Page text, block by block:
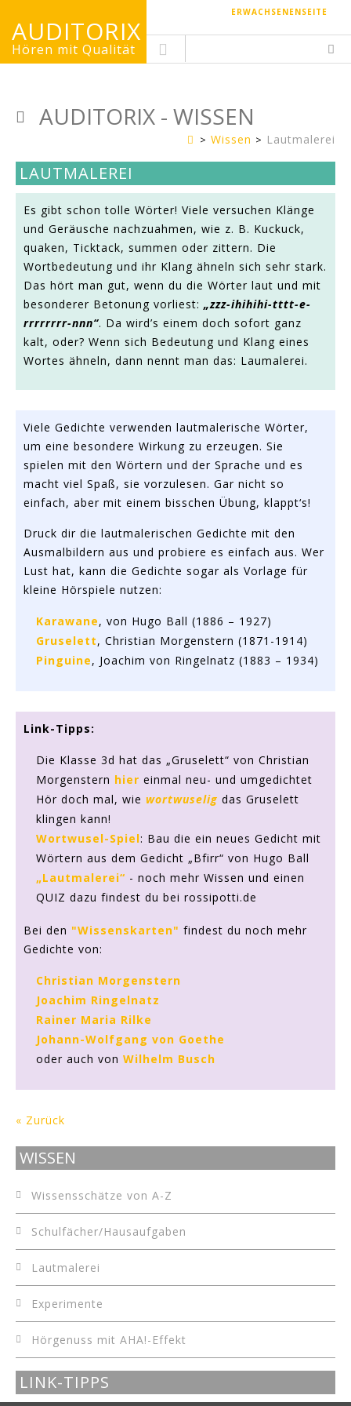
ERWACHSENENSEITE
AUDITORIX
Hören mit Qualität
AUDITORIX - WISSEN
Kinderseite
Wissen Lautmalerei
LAUTMALEREI
Es gibt schon tolle Wörter! Viele versuchen Klänge
und Geräusche nachzuahmen, wie z. B. Kuckuck,
quaken, Ticktack, summen oder zittern. Die
Wortbedeutung und ihr Klang ähneln sich sehr stark.
Das hört man gut, wenn du die Wörter laut und mit
besonderer Betonung vorliest: „zzz-ihihihi-tttt-e-
rrrrrrrr-nnn“. Da wird’s einem doch sofort ganz
kalt, oder? Wenn sich Bedeutung und Klang eines
Wortes ähneln, dann nennt man das: Laumalerei.
Viele Gedichte verwenden lautmalerische Wörter,
um eine besondere Wirkung zu erzeugen. Sie
spielen mit den Wörtern und der Sprache und es
macht viel Spaß, sie vorzulesen. Gar nicht so
einfach, aber mit einem bisschen Übung, klappt‘s!
Druck dir die lautmalerischen Gedichte mit den
Ausmalbildern aus und probiere es einfach aus. Wer
Lust hat, kann die Gedichte sogar als Vorlage für
kleine Hörspiele nutzen:
Karawane, von Hugo Ball (1886 – 1927)
Gruselett, Christian Morgenstern (1871-1914)
Pinguine, Joachim von Ringelnatz (1883 – 1934)
Link-Tipps:
Die Klasse 3d hat das „Gruselett“ von Christian
Morgenstern hier einmal neu- und umgedichtet
Hör doch mal, wie wortwuselig das Gruselett
klingen kann!
Wortwusel-Spiel: Bau die ein neues Gedicht mit
Wörtern aus dem Gedicht „Bfirr“ von Hugo Ball
„Lautmalerei“ - noch mehr Wissen und einen
QUIZ dazu findest du bei rossipotti.de
Bei den "Wissenskarten" findest du noch mehr
Gedichte von:
Christian Morgenstern
Joachim Ringelnatz
Rainer Maria Rilke
Johann-Wolfgang von Goethe
oder auch von Wilhelm Busch
« Zurück
WISSEN
Wissensschätze von A-Z
Schulfächer/Hausaufgaben
Lautmalerei
Experimente
Hörgenuss mit AHA!-Effekt
LINK-TIPPS